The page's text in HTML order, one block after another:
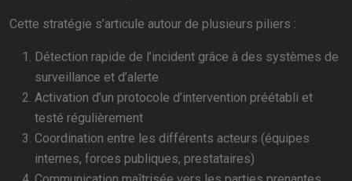
Cette stratégie s’articule autour de plusieurs piliers :
Détection rapide de l’incident grâce à des systèmes de
surveillance et d’alerte
Activation d’un protocole d’intervention préétabli et
testé régulièrement
Coordination entre les différents acteurs (équipes
internes, forces publiques, prestataires)